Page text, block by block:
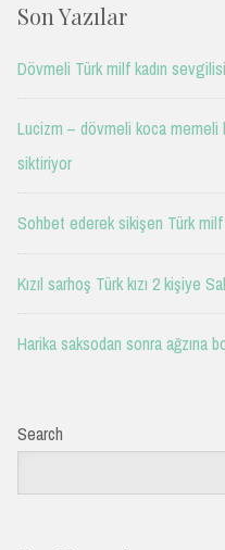
Son Yazılar
Dövmeli Türk milf kadın
Lucizm – dövmeli koca memeli
siktiriyor
Sohbet ederek sikişen Türk
Kızıl sarhoş Türk kızı 2 kişiye
Harika saksodan sonra ağzına
Search